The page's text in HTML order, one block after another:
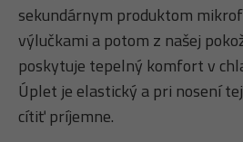
sekundárnym produktom
výlučkami a potom z našej
poskytuje tepelný komfort v
Úplet je elastický a pri nosení
cítiť príjemne.